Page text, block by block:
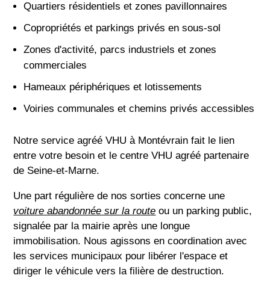
Quartiers résidentiels et zones pavillonnaires
Copropriétés et parkings privés en sous-sol
Zones d'activité, parcs industriels et zones
commerciales
Hameaux périphériques et lotissements
Voiries communales et chemins privés accessibles
Notre service agréé VHU à Montévrain fait le lien
entre votre besoin et le centre VHU agréé partenaire
de Seine-et-Marne.
Une part régulière de nos sorties concerne une
voiture abandonnée sur la route ou un parking public,
signalée par la mairie après une longue
immobilisation. Nous agissons en coordination avec
les services municipaux pour libérer l'espace et
diriger le véhicule vers la filière de destruction.